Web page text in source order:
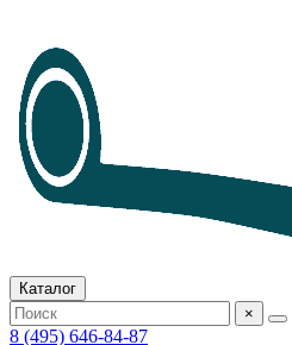
Каталог
×
8 (495) 646-84-87